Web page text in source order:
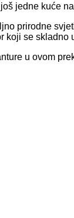
jedne kuće
prirodne
koji se
u ovom